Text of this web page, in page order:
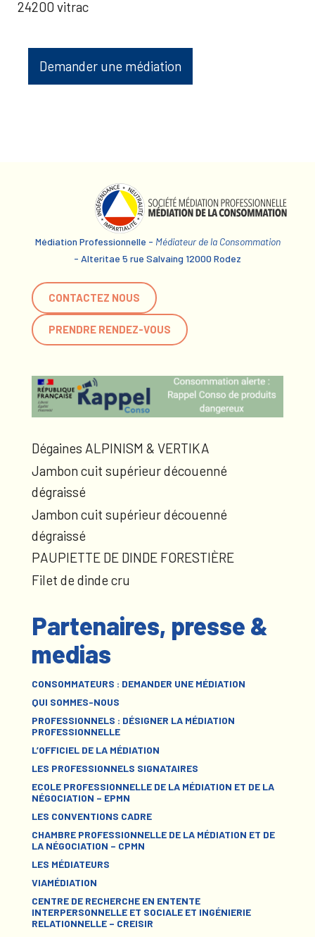
24200 vitrac
Demander une médiation
Médiation Professionnelle - Médiateur de la Consommation
- Alteritae 5 rue Salvaing 12000 Rodez
CONTACTEZ NOUS
PRENDRE RENDEZ-VOUS
Dégaines ALPINISM & VERTIKA
Jambon cuit supérieur découenné
dégraissé
Jambon cuit supérieur découenné
dégraissé
PAUPIETTE DE DINDE FORESTIÈRE
Filet de dinde cru
Partenaires, presse &
medias
CONSOMMATEURS : DEMANDER UNE MÉDIATION
QUI SOMMES-NOUS
PROFESSIONNELS : DÉSIGNER LA MÉDIATION
PROFESSIONNELLE
L’OFFICIEL DE LA MÉDIATION
LES PROFESSIONNELS SIGNATAIRES
ECOLE PROFESSIONNELLE DE LA MÉDIATION ET DE LA
NÉGOCIATION – EPMN
LES CONVENTIONS CADRE
CHAMBRE PROFESSIONNELLE DE LA MÉDIATION ET DE
LA NÉGOCIATION – CPMN
LES MÉDIATEURS
VIAMÉDIATION
CENTRE DE RECHERCHE EN ENTENTE
INTERPERSONNELLE ET SOCIALE ET INGÉNIERIE
RELATIONNELLE – CREISIR